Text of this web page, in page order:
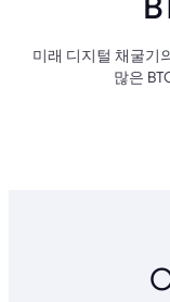
미래 디지털 채굴기
많은